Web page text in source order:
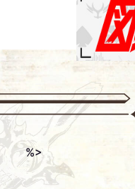
%>